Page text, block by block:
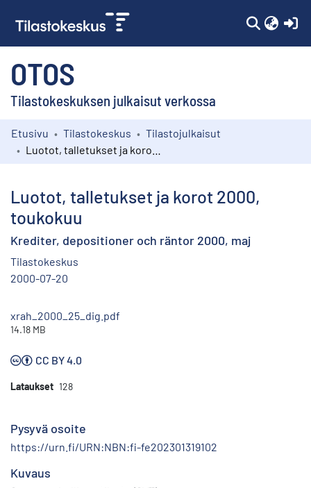
OTOS
Tilastokeskuksen julkaisut verkossa
Kokoelmat
Etusivu Tilastokeskus
Tilastojulkaisut
Luotot, talletukset ja korot 2000,
toukokuu
Krediter, depositioner och räntor 2000, maj
Tilastokeskus
2000-07-20
xrah_2000_25_dig.pdf
14.18 MB
CC BY 4.0
Lataukset 128
Pysyvä osoite
https://urn.fi/URN:NBN:fi-fe202301319102
Kuvaus